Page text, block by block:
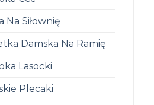
Na Siłownię
Damska Na Ramię
Lasocki
Plecaki